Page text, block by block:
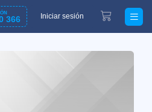
366 Iniciar sesión